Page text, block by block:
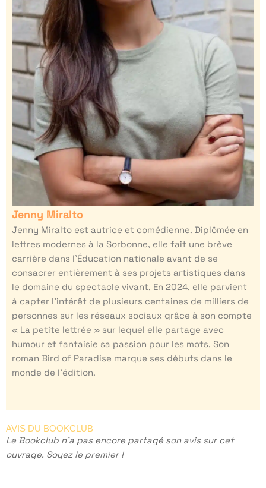
Jenny Miralto
Jenny Miralto est autrice et comédienne. Diplômée en
lettres modernes à la Sorbonne, elle fait une brève
carrière dans l’Éducation nationale avant de se
consacrer entièrement à ses projets artistiques dans
le domaine du spectacle vivant. En 2024, elle parvient
à capter l’intérêt de plusieurs centaines de milliers de
personnes sur les réseaux sociaux grâce à son compte
« La petite lettrée » sur lequel elle partage avec
humour et fantaisie sa passion pour les mots. Son
roman Bird of Paradise marque ses débuts dans le
monde de l’édition.
AVIS DU BOOKCLUB
Le Bookclub n'a pas encore partagé son avis sur cet
ouvrage. Soyez le premier !